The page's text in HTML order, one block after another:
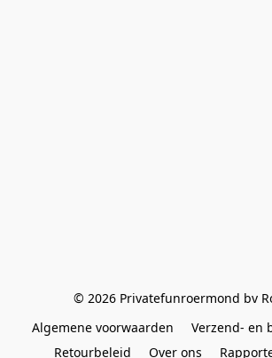
© 2026 Privatefunroermond bv
Algemene voorwaarden
Verzend- en
Retourbeleid
Over ons